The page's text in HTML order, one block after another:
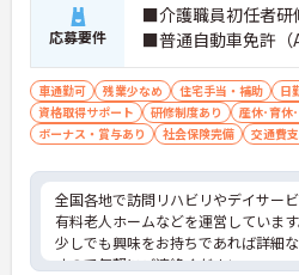
応募要件
■介護職員初任者研
■普通自動車免許（
車通勤可 残業少なめ 住宅手当・補助 日
資格取得サポート
研修制度あり 産休･育休
ボーナス・賞与あり
社会保険完備 交通費
全国各地で訪問リハビリやデイサー
有料老人ホームなどを運営しています
少しでも興味をお持ちであれば詳細
すので気軽にご連絡ください。